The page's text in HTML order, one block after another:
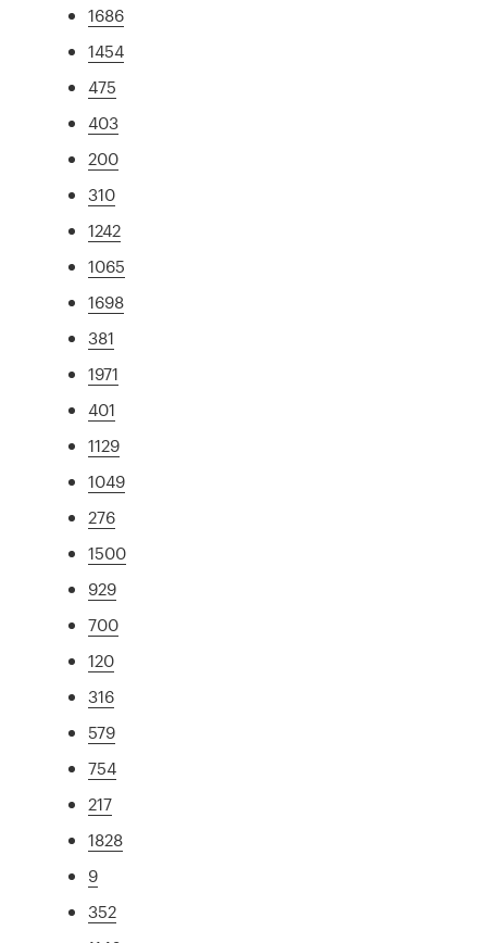
1686
1454
475
403
200
310
1242
1065
1698
381
1971
401
1129
1049
276
1500
929
700
120
316
579
754
217
1828
9
352